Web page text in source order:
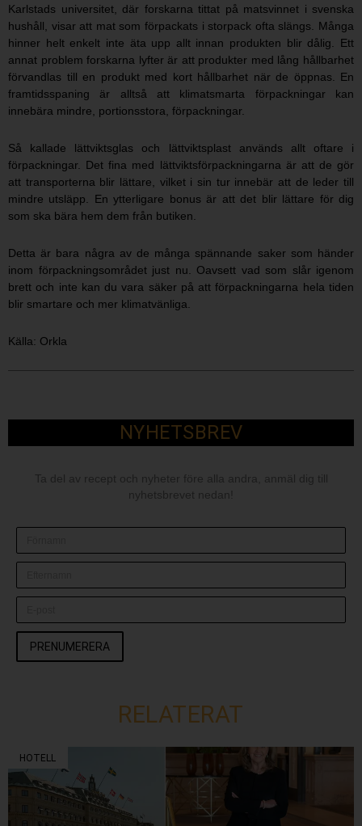
Karlstads universitet, där forskarna tittat på matsvinnet i svenska
hushåll, visar att mat som förpackats i storpack ofta slängs. Många
hinner helt enkelt inte äta upp allt innan produkten blir dålig. Ett
annat problem forskarna lyfter är att produkter med lång hållbarhet
förvandlas till en produkt med kort hållbarhet när de öppnas. En
framtidsspaning är alltså att klimatsmarta förpackningar kan
innebära mindre, portionsstora, förpackningar.
Så kallade lättviktsglas och lättviktsplast används allt oftare i
förpackningar. Det fina med lättviktsförpackningarna är att de gör
att transporterna blir lättare, vilket i sin tur innebär att de leder till
mindre utsläpp. En ytterligare bonus är att det blir lättare för dig
som ska bära hem dem från butiken.
Detta är bara några av de många spännande saker som händer
inom förpackningsområdet just nu. Oavsett vad som slår igenom
brett och inte kan du vara säker på att förpackningarna hela tiden
blir smartare och mer klimatvänliga.
Källa: Orkla
NYHETSBREV
Ta del av recept och nyheter före alla andra, anmäl dig till
nyhetsbrevet nedan!
PRENUMERERA
RELATERAT
HOTELL